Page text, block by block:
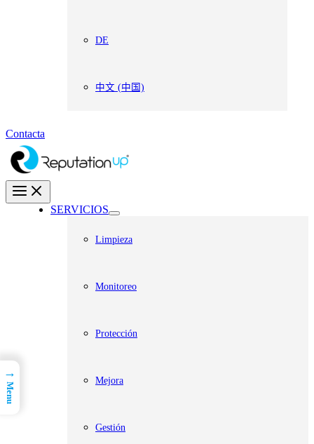
DE
中文 (中国)
Contacta
SERVICIOS
Limpieza
Monitoreo
Protección
Mejora
Gestión
→
Menu